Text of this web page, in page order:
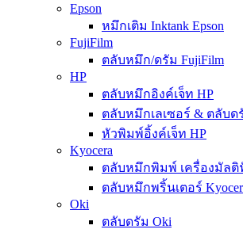
Epson
หมึกเติม Inktank Epson
FujiFilm
ตลับหมึก/ดรัม FujiFilm
HP
ตลับหมึกอิงค์เจ็ท HP
ตลับหมึกเลเซอร์ & ตลับด
หัวพิมพ์อิ้งค์เจ็ท HP
Kyocera
ตลับหมึกพิมพ์ เครื่องมัลติ
ตลับหมึกพริ้นเตอร์
Oki
ตลับดรัม Oki